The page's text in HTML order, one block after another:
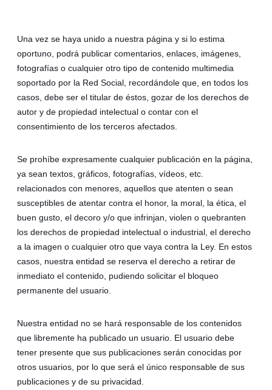
Una vez se haya unido a nuestra página y si lo estima
oportuno, podrá publicar comentarios, enlaces, imágenes,
fotografías o cualquier otro tipo de contenido multimedia
soportado por la Red Social, recordándole que, en todos los
casos, debe ser el titular de éstos, gozar de los derechos de
autor y de propiedad intelectual o contar con el
consentimiento de los terceros afectados.
Se prohíbe expresamente cualquier publicación en la página,
ya sean textos, gráficos, fotografías, vídeos, etc.
relacionados con menores, aquellos que atenten o sean
susceptibles de atentar contra el honor, la moral, la ética, el
buen gusto, el decoro y/o que infrinjan, violen o quebranten
los derechos de propiedad intelectual o industrial, el derecho
a la imagen o cualquier otro que vaya contra la Ley. En estos
casos, nuestra entidad se reserva el derecho a retirar de
inmediato el contenido, pudiendo solicitar el bloqueo
permanente del usuario.
Nuestra entidad no se hará responsable de los contenidos
que libremente ha publicado un usuario. El usuario debe
tener presente que sus publicaciones serán conocidas por
otros usuarios, por lo que será el único responsable de sus
publicaciones y de su privacidad.